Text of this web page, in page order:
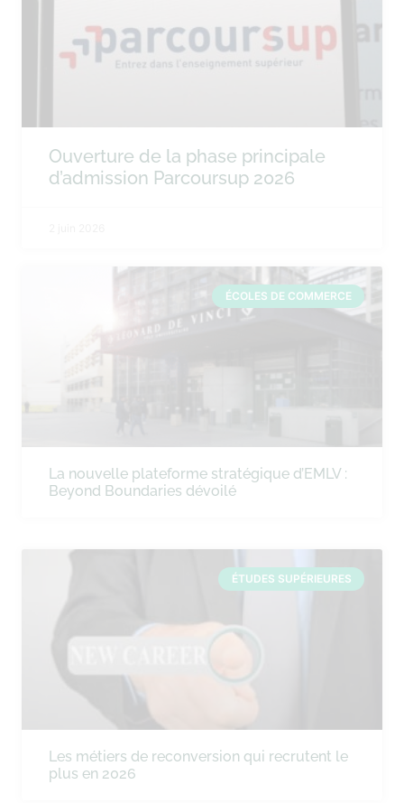
Ouverture de la phase principale
d’admission Parcoursup 2026
ÉCOLES DE COMMERCE
La nouvelle plateforme stratégique d’EMLV :
Beyond Boundaries dévoilé
ÉTUDES SUPÉRIEURES
Les métiers de reconversion qui recrutent le
plus en 2026